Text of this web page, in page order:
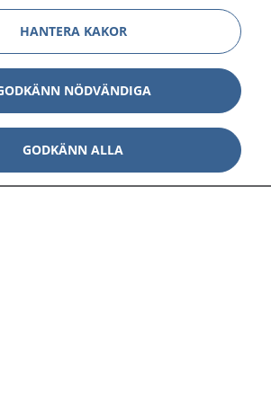
HANTERA KAKOR
NÖDVÄNDIGA
GODKÄNN ALLA